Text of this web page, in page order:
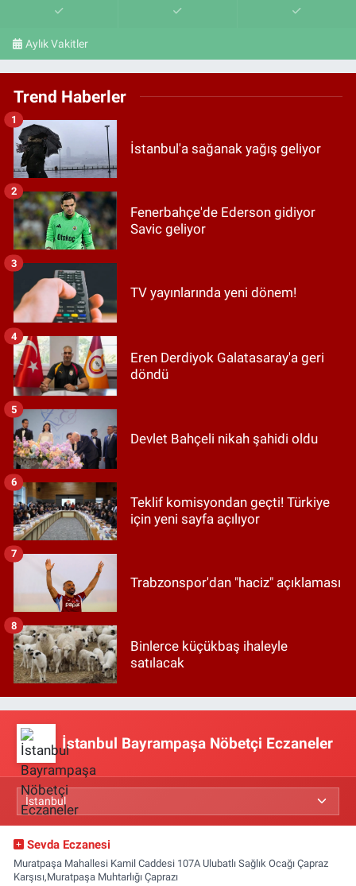
Aylık Vakitler
Trend Haberler
İstanbul'a sağanak yağış geliyor
1
Fenerbahçe'de Ederson gidiyor
Savic geliyor
2
TV yayınlarında yeni dönem!
3
Eren Derdiyok Galatasaray'a geri
döndü
4
Devlet Bahçeli nikah şahidi oldu
5
Teklif komisyondan geçti! Türkiye
için yeni sayfa açılıyor
6
Trabzonspor'dan "haciz" açıklaması
7
Binlerce küçükbaş ihaleyle
satılacak
8
İstanbul Bayrampaşa Nöbetçi Eczaneler
Sevda Eczanesi
Muratpaşa Mahallesi Kamil Caddesi 107A Ulubatlı Sağlık Ocağı Çapraz
Karşısı,Muratpaşa Muhtarlığı Çaprazı